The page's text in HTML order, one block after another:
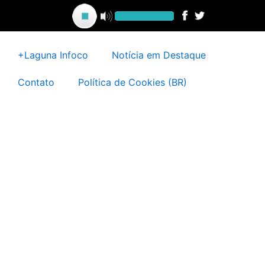
conteúdo
+Laguna Infoco Notícia em Destaque
Contato Política de Cookies (BR)